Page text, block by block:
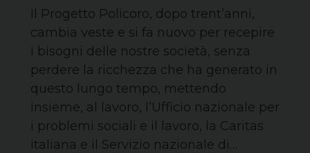
Il Progetto Policoro, dopo trent’anni,
cambia veste e si fa nuovo per recepire
i bisogni delle nostre società, senza
perdere la ricchezza che ha generato in
questo lungo tempo, mettendo
insieme, al lavoro, l’Ufficio nazionale per
i problemi sociali e il lavoro, la Caritas
italiana e il Servizio nazionale di…